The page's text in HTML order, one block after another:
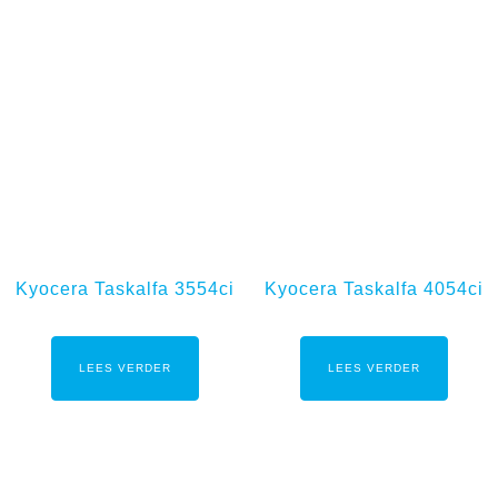
Kyocera Taskalfa 3554ci
LEES VERDER
Kyocera Taskalfa 4054ci
LEES VERDER